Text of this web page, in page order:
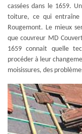
cassées dans le 1659.
toiture, ce qui entraîne
Rougemont. Le mieux
que couvreur MD
1659 connait quelle
procéder à leur
moisissures, des